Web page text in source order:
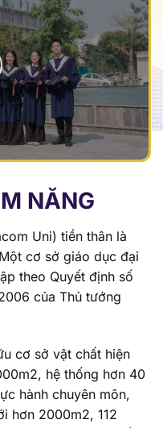
NĂNG
Uni) tiền thân là
cơ sở giáo dục đại
theo Quyết định số
của Thủ tướng
cơ sở vật chất hiện
hệ thống hơn 40
hành chuyên môn,
hơn 2000m2, 112
căng-tin rộng gần
1000 người.